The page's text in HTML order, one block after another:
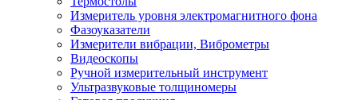
Измеритель уровня электромагнитного фона
Фазоуказатели
Измерители вибрации, Виброметры
Видеоскопы
Ручной измерительный инструмент
Ультразвуковые толщиномеры